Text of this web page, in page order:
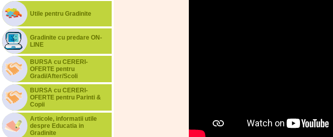
Utile pentru Gradinite
Gradinite cu predare ON-
LINE
BURSA cu CERERI-
OFERTE pentru
Gradi/After/Scoli
BURSA cu CERERI-
OFERTE pentru Parinti &
Copii
Articole, informatii utile
despre Educatia in
Gradinite